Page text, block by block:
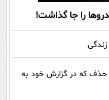
را جا گذاشت!
حذف که در گزارش خود به